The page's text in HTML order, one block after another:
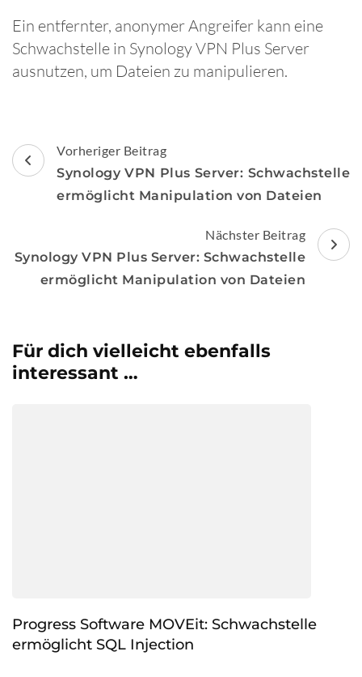
Ein entfernter, anonymer Angreifer kann eine
Schwachstelle in Synology VPN Plus Server
ausnutzen, um Dateien zu manipulieren.
Beitragsnavigation
Vorheriger Beitrag
Synology VPN Plus Server: Schwachstelle
ermöglicht Manipulation von Dateien
Nächster Beitrag
Synology VPN Plus Server: Schwachstelle
ermöglicht Manipulation von Dateien
Für dich vielleicht ebenfalls
interessant …
Progress Software MOVEit: Schwachstelle
ermöglicht SQL Injection